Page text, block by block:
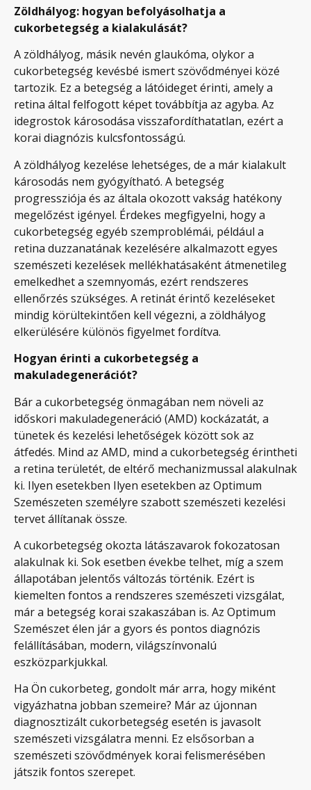
Zöldhályog: hogyan befolyásolhatja a
cukorbetegség a kialakulását?
A zöldhályog, másik nevén glaukóma, olykor a
cukorbetegség kevésbé ismert szövődményei közé
tartozik. Ez a betegség a látóideget érinti, amely a
retina által felfogott képet továbbítja az agyba. Az
idegrostok károsodása visszafordíthatatlan, ezért a
korai diagnózis kulcsfontosságú.
A zöldhályog kezelése lehetséges, de a már kialakult
károsodás nem gyógyítható. A betegség
progressziója és az általa okozott vakság hatékony
megelőzést igényel. Érdekes megfigyelni, hogy a
cukorbetegség egyéb szemproblémái, például a
retina duzzanatának kezelésére alkalmazott egyes
szemészeti kezelések mellékhatásaként átmenetileg
emelkedhet a szemnyomás, ezért rendszeres
ellenőrzés szükséges. A retinát érintő kezeléseket
mindig körültekintően kell végezni, a zöldhályog
elkerülésére különös figyelmet fordítva.
Hogyan érinti a cukorbetegség a
makuladegenerációt?
Bár a cukorbetegség önmagában nem növeli az
időskori makuladegeneráció (AMD) kockázatát, a
tünetek és kezelési lehetőségek között sok az
átfedés. Mind az AMD, mind a cukorbetegség érintheti
a retina területét, de eltérő mechanizmussal alakulnak
ki. Ilyen esetekben Ilyen esetekben az Optimum
Szemészeten személyre szabott szemészeti kezelési
tervet állítanak össze.
A cukorbetegség okozta látászavarok fokozatosan
alakulnak ki. Sok esetben évekbe telhet, míg a szem
állapotában jelentős változás történik. Ezért is
kiemelten fontos a rendszeres szemészeti vizsgálat,
már a betegség korai szakaszában is. Az Optimum
Szemészet élen jár a gyors és pontos diagnózis
felállításában, modern, világszínvonalú
eszközparkjukkal.
Ha Ön cukorbeteg, gondolt már arra, hogy miként
vigyázhatna jobban szemeire? Már az újonnan
diagnosztizált cukorbetegség esetén is javasolt
szemészeti vizsgálatra menni. Ez elsősorban a
szemészeti szövődmények korai felismerésében
játszik fontos szerepet.